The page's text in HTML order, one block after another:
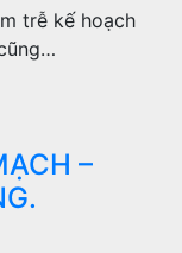
trễ kế hoạch
–